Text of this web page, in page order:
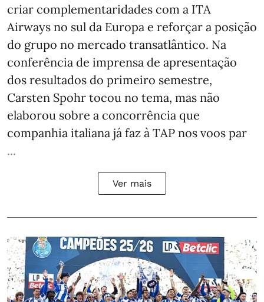
criar complementaridades com a ITA
Airways no sul da Europa e reforçar a posição
do grupo no mercado transatlântico. Na
conferência de imprensa de apresentação
dos resultados do primeiro semestre,
Carsten Spohr tocou no tema, mas não
elaborou sobre a concorrência que
companhia italiana já faz à TAP nos voos par
...
Ver mais